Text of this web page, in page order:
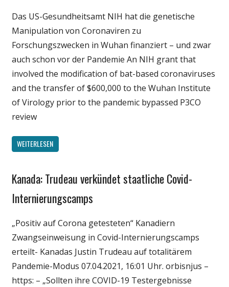
Das US-Gesundheitsamt NIH hat die genetische
Manipulation von Coronaviren zu
Forschungszwecken in Wuhan finanziert – und zwar
auch schon vor der Pandemie An NIH grant that
involved the modification of bat-based coronaviruses
and the transfer of $600,000 to the Wuhan Institute
of Virology prior to the pandemic bypassed P3CO
review
WEITERLESEN
Gesellschaft
Medien
Wirtschaft
Wissenschaft
Kanada: Trudeau verkündet staatliche Covid-
Internierungscamps
„Positiv auf Corona getesteten“ Kanadiern
Zwangseinweisung in Covid-Internierungscamps
erteilt- Kanadas Justin Trudeau auf totalitärem
Pandemie-Modus 07.04.2021, 16:01 Uhr. orbisnjus –
https: – „Sollten ihre COVID-19 Testergebnisse